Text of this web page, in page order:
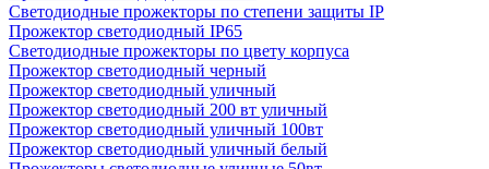
Светодиодные прожекторы по степени защиты IP
Прожектор светодиодный IP65
Светодиодные прожекторы по цвету корпуса
Прожектор светодиодный черный
Прожектор светодиодный уличный
Прожектор светодиодный 200 вт уличный
Прожектор светодиодный уличный 100вт
Прожектор светодиодный уличный белый